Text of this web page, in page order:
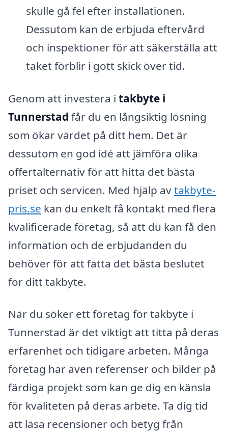
skulle gå fel efter installationen.
Dessutom kan de erbjuda eftervård
och inspektioner för att säkerställa att
taket förblir i gott skick över tid.
Genom att investera i takbyte i
Tunnerstad får du en långsiktig lösning
som ökar värdet på ditt hem. Det är
dessutom en god idé att jämföra olika
offertalternativ för att hitta det bästa
priset och servicen. Med hjälp avtakbyte-
pris.se kan du enkelt få kontakt med flera
kvalificerade företag, så att du kan få den
information och de erbjudanden du
behöver för att fatta det bästa beslutet
för ditt takbyte.
När du söker ett företag för takbyte i
Tunnerstad är det viktigt att titta på deras
erfarenhet och tidigare arbeten. Många
företag har även referenser och bilder på
färdiga projekt som kan ge dig en känsla
för kvaliteten på deras arbete. Ta dig tid
att läsa recensioner och betyg från